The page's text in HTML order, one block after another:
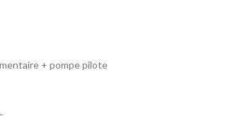
+ pompe pilote